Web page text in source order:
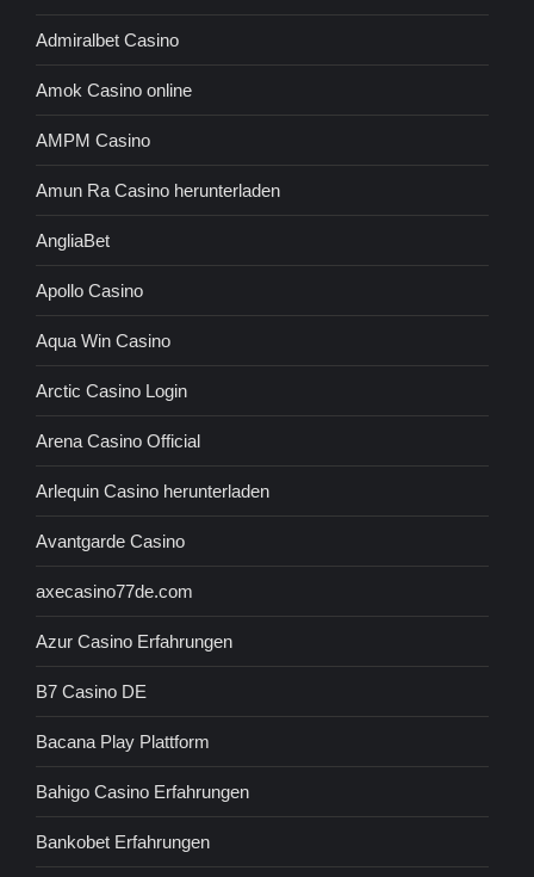
Admiralbet Casino
Amok Casino online
AMPM Casino
Amun Ra Casino herunterladen
AngliaBet
Apollo Casino
Aqua Win Casino
Arctic Casino Login
Arena Casino Official
Arlequin Casino herunterladen
Avantgarde Casino
axecasino77de.com
Azur Casino Erfahrungen
B7 Casino DE
Bacana Play Plattform
Bahigo Casino Erfahrungen
Bankobet Erfahrungen